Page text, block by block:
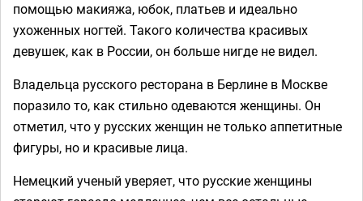
помощью макияжа, юбок, платьев и идеально
ухоженных ногтей. Такого количества красивых
девушек, как в России, он больше нигде не видел.
Владельца русского ресторана в Берлине в Москве
поразило то, как стильно одеваются женщины. Он
отметил, что у русских женщин не только аппетитные
фигуры, но и красивые лица.
Немецкий ученый уверяет, что русские женщины